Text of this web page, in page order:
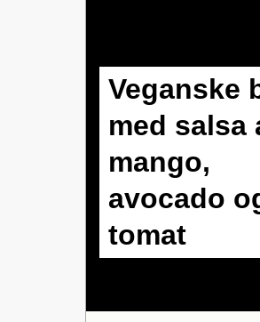
Veganske
med salsa
mango,
avocado
tomat